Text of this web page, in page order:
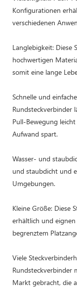
Konfigurationen
verschiedenen
Langlebigkeit: Diese
hochwertigen
somit eine lange
Schnelle und
Rundsteckverbinder
Pull-Bewegung
Aufwand spart.
Wasser- und
und staubdicht und
Umgebungen.
Kleine Größe: Diese
erhältlich und
begrenztem
Viele
Rundsteckverbinder
Markt gebracht, die